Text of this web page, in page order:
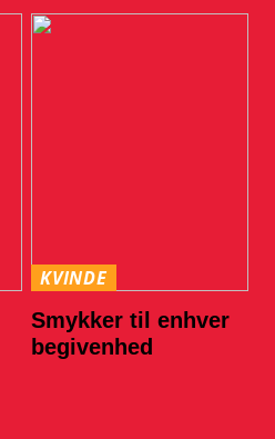
KVINDE
Smykker til enhver
begivenhed